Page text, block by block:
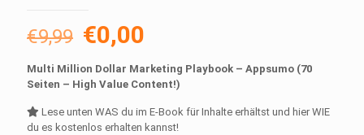
€9,99 Ursprünglicher
Preis
war:
€9,99
€0,00
Preis
ist:
€0,00.
Multi Million Dollar Marketing Playbook – Appsumo (70
Seiten – High Value Content!)
Lese unten WAS du im E-Book für Inhalte erhältst und hier WIE
du es kostenlos erhalten kannst!